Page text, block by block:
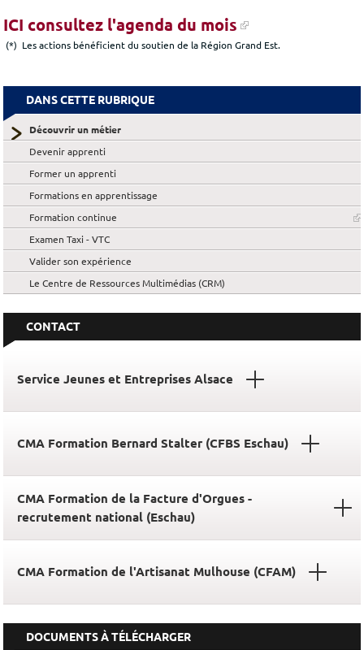
ICI consultez l'agenda du mois
(*) Les actions bénéficient du soutien de la Région Grand Est.
DANS CETTE RUBRIQUE
Découvrir un métier
Devenir apprenti
Former un apprenti
Formations en apprentissage
Formation continue
Examen Taxi - VTC
Valider son expérience
Le Centre de Ressources Multimédias (CRM)
CONTACT
Service Jeunes et Entreprises Alsace
CMA Formation Bernard Stalter (CFBS Eschau)
CMA Formation de la Facture d'Orgues -
recrutement national (Eschau)
CMA Formation de l'Artisanat Mulhouse (CFAM)
DOCUMENTS À TÉLÉCHARGER